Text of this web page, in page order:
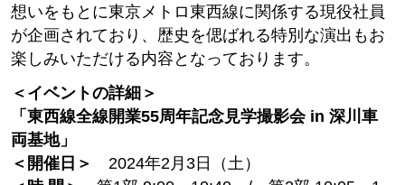
想いをもとに東京メトロ東西線に関係する現役社員
が企画されており、歴史を偲ばれる特別な演出もお
楽しみいただける内容となっております。
＜イベントの詳細＞
「東西線全線開業55周年記念見学撮影会 in 深川車
両基地」
＜開催日＞
2024年2月3日（土）